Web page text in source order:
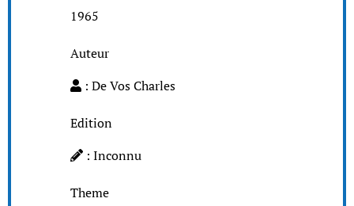
1965
Auteur
: De Vos Charles
Edition
: Inconnu
Theme